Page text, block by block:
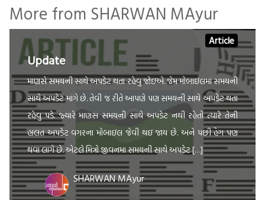
More from SHARWAN MAyur
Article
Update
માણસે સમયની સાથે અપડેટ થતા રહેવુ જોઇએ. જેમ મોબાઇલમાં સમયની
સાથે અપડેટ માંગે છે. તેવી જ રીતે આપણે પણ સમયની સાથે અપડેટ થતા
રહેવુ પડે. જ્યારે માણસ સમયની સાથે અપડેટ નથી રહેતો ત્યારે તેની
હાલત અપડેટ વગરના મોબાઇલ જેવી થઇ જાય છે. અને પછી હેંગ પણ
થવા લાગે છે. એટલે મિત્રો જીવનમા સમયની સાથે અપડેટ […]
SHARWAN MAyur